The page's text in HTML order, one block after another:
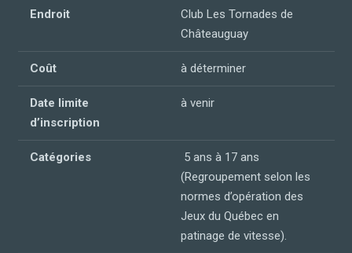
Endroit
Club Les Tornades de
Châteauguay
Coût à déterminer
Date limite
d’inscription
à venir
Catégories
5 ans à 17 ans
(Regroupement selon les
normes d’opération des
Jeux du Québec en
patinage de vitesse).